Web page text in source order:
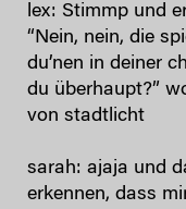
lex: Stimmp und
“Nein, nein, die
du’nen in deiner
du überhaupt?”
von stadtlicht
sarah: ajaja und
erkennen, dass